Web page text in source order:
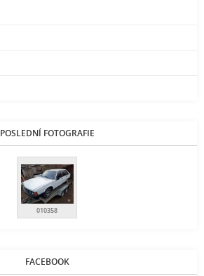
POSLEDNÍ FOTOGRAFIE
010358
FACEBOOK